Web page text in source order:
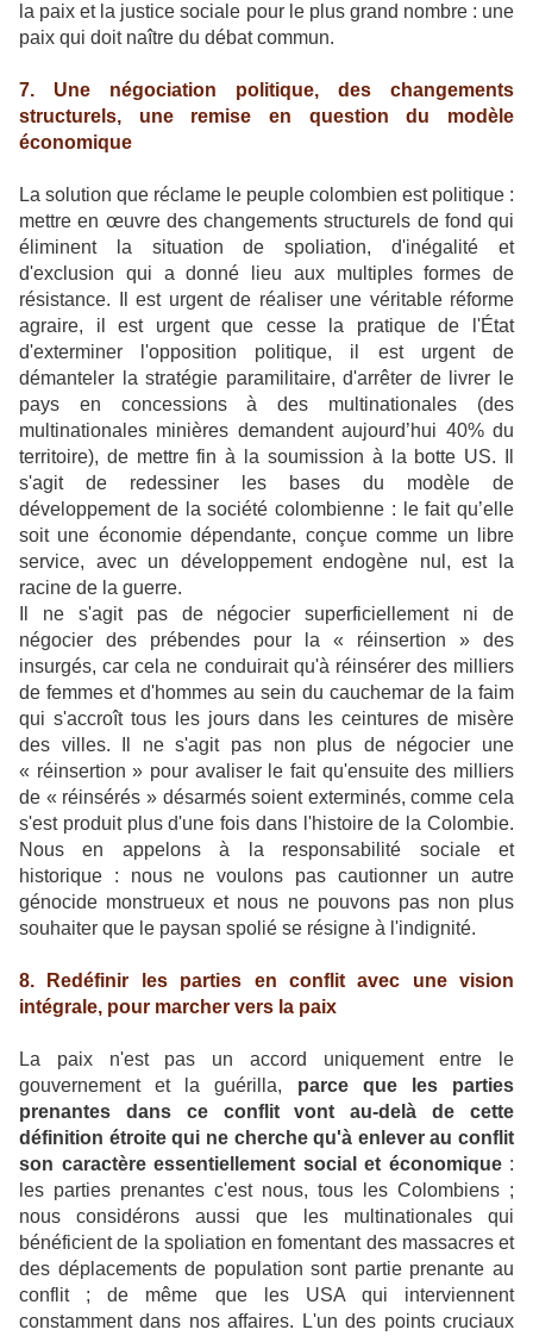
la paix et la justice sociale pour le plus grand nombre : une
paix qui doit naître du débat commun.
7. Une négociation politique, des changements
structurels, une remise en question du modèle
économique
La solution que réclame le peuple colombien est politique :
mettre en œuvre des changements structurels de fond qui
éliminent la situation de spoliation, d'inégalité et
d'exclusion qui a donné lieu aux multiples formes de
résistance. Il est urgent de réaliser une véritable réforme
agraire, il est urgent que cesse la pratique de l'État
d'exterminer l'opposition politique, il est urgent de
démanteler la stratégie paramilitaire, d'arrêter de livrer le
pays en concessions à des multinationales (des
multinationales minières demandent aujourd’hui 40% du
territoire), de mettre fin à la soumission à la botte US. Il
s'agit de redessiner les bases du modèle de
développement de la société colombienne : le fait qu’elle
soit une économie dépendante, conçue comme un libre
service, avec un développement endogène nul, est la
racine de la guerre.
Il ne s'agit pas de négocier superficiellement ni de
négocier des prébendes pour la « réinsertion » des
insurgés, car cela ne conduirait qu'à réinsérer des milliers
de femmes et d'hommes au sein du cauchemar de la faim
qui s'accroît tous les jours dans les ceintures de misère
des villes. Il ne s'agit pas non plus de négocier une
« réinsertion » pour avaliser le fait qu'ensuite des milliers
de « réinsérés » désarmés soient exterminés, comme cela
s'est produit plus d'une fois dans l'histoire de la Colombie.
Nous en appelons à la responsabilité sociale et
historique : nous ne voulons pas cautionner un autre
génocide monstrueux et nous ne pouvons pas non plus
souhaiter que le paysan spolié se résigne à l'indignité.
8. Redéfinir les parties en conflit avec une vision
intégrale, pour marcher vers la paix
La paix n'est pas un accord uniquement entre le
gouvernement et la guérilla, parce que les parties
prenantes dans ce conflit vont au-delà de cette
définition étroite qui ne cherche qu'à enlever au conflit
son caractère essentiellement social et économique:
les parties prenantes c'est nous, tous les Colombiens ;
nous considérons aussi que les multinationales qui
bénéficient de la spoliation en fomentant des massacres et
des déplacements de population sont partie prenante au
conflit ; de même que les USA qui interviennent
constamment dans nos affaires. L'un des points cruciaux